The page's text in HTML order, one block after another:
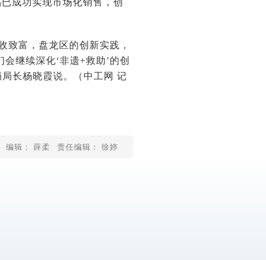
成功实现市场化销售，创
致富，盘龙区的创新实践，
继续深化‘非遗+救助’的创
长杨晓霞说。（ 中工网 记
编辑： 薛柔 责任编辑： 徐婷